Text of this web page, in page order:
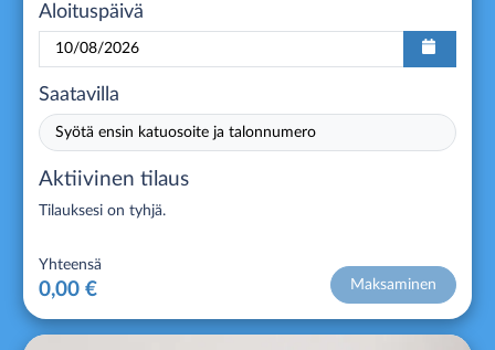
Aloituspäivä
Saatavilla
Syötä ensin katuosoite ja talonnumero
Aktiivinen tilaus
Tilauksesi on tyhjä.
Yhteensä
0,00 € Maksaminen